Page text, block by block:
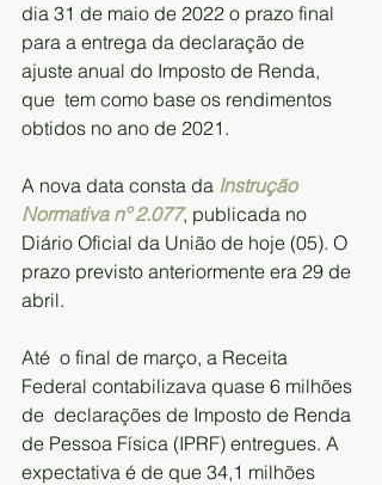
dia 31 de maio de 2022 o prazo final
para a entrega da declaração de
ajuste anual do Imposto de Renda,
que  tem como base os rendimentos
obtidos no ano de 2021.
A nova data consta da Instrução
Normativa nº 2.077, publicada no
Diário Oficial da União de hoje (05). O
prazo previsto anteriormente era 29 de
abril.
Até  o final de março, a Receita
Federal contabilizava quase 6 milhões
de  declarações de Imposto de Renda
de Pessoa Física (IPRF) entregues. A
expectativa é de que 34,1 milhões